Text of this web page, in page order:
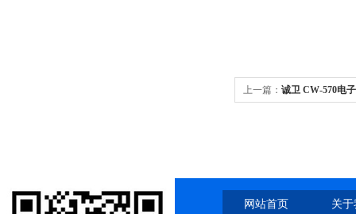
上一篇： 诚卫 CW-570电
网站首页 关